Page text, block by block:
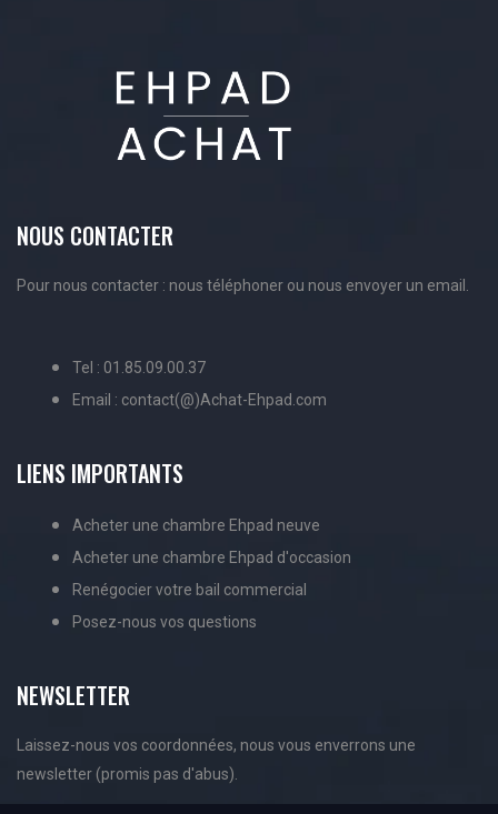
NOUS CONTACTER
Pour nous contacter : nous téléphoner ou nous envoyer un email.
Tel : 01.85.09.00.37
Email : contact(@)Achat-Ehpad.com
LIENS IMPORTANTS
Acheter une chambre Ehpad neuve
Acheter une chambre Ehpad d'occasion
Renégocier votre bail commercial
Posez-nous vos questions
NEWSLETTER
Laissez-nous vos coordonnées, nous vous enverrons une
newsletter (promis pas d'abus).